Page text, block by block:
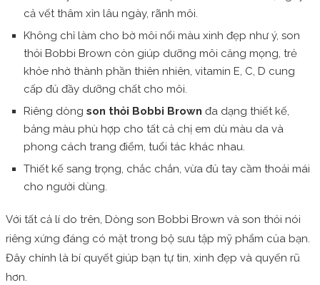
cả vết thâm xỉn lâu ngày, rãnh môi.
Không chỉ làm cho bờ môi nổi màu xinh đẹp như ý, son
thỏi Bobbi Brown còn giúp dưỡng môi căng mọng, trẻ
khỏe nhờ thành phần thiên nhiên, vitamin E, C, D cung
cấp đủ đầy dưỡng chất cho môi.
Riêng dòng son thỏi Bobbi Brown đa dạng thiết kế,
bảng màu phù hợp cho tất cả chị em dù màu da và
phong cách trang điểm, tuổi tác khác nhau.
Thiết kế sang trọng, chắc chắn, vừa đủ tay cầm thoải mái
cho người dùng.
Với tất cả lí do trên, Dòng son Bobbi Brown và son thỏi nói
riêng xứng đáng có mặt trong bộ sưu tập mỹ phẩm của bạn.
Đây chính là bí quyết giúp bạn tự tin, xinh đẹp và quyến rũ
hơn.